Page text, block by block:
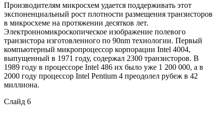
Производителям микросхем удается поддерживать этот
экспоненциальный рост плотности размещения транзисторов
в микросхеме на протяжении десятков лет.
Электронномикроскопическое изображение полевого
транзистора изготовленного по 90nm технологии. Первый
компьютерный микропроцессор корпорации Intel 4004,
выпущенный в 1971 году, содержал 2300 транзисторов. В
1989 году в процессоре Intel 486 их было уже 1 200 000, а в
2000 году процессор Intel Pentium 4 преодолел рубеж в 42
миллиона.
Слайд 6